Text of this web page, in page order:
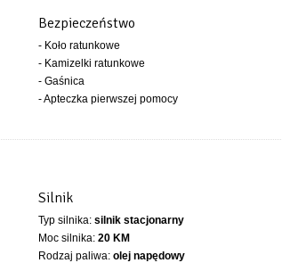
Bezpieczeństwo
- Koło ratunkowe
- Kamizelki ratunkowe
- Gaśnica
- Apteczka pierwszej pomocy
Silnik
Typ silnika: silnik stacjonarny
Moc silnika: 20 KM
Rodzaj paliwa: olej napędowy